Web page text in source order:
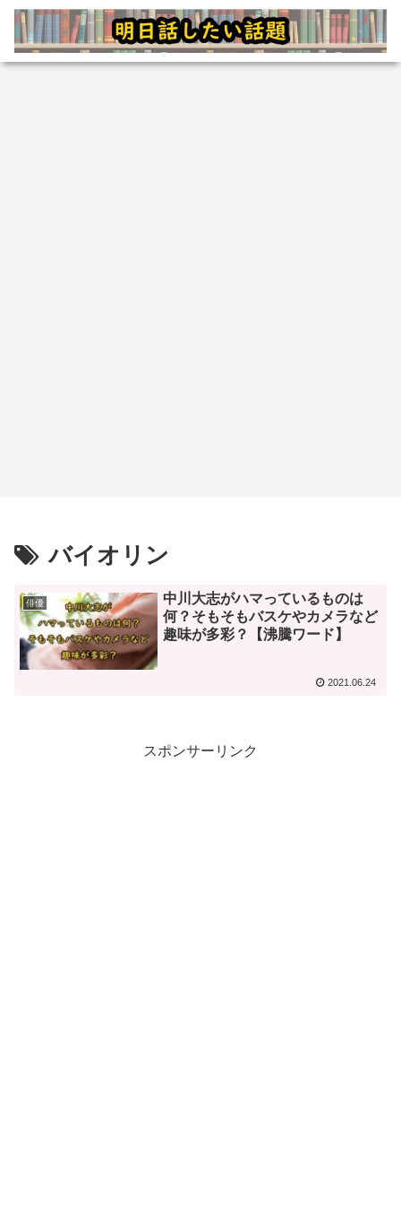
バイオリン
俳優
中川大志がハマっているものは
何？そもそもバスケやカメラなど
趣味が多彩？【沸騰ワード】
2021.06.24
スポンサーリンク